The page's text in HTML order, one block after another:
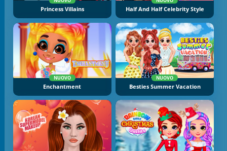
Princess Villains Half And Half Celebrity Style
NUOVO
Enchantment
NUOVO
Besties Summer Vacation